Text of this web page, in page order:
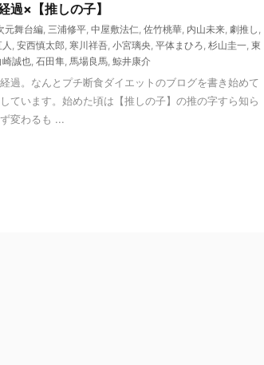
×【推しの子】
元舞台編, 三浦修平, 中屋敷法仁, 佐竹桃華, 内山未来, 劇推し ,
, 安西慎太郎, 寒川祥吾, 小宮璃央, 平体まひろ, 杉山圭一, 東
崎誠也, 石田隼, 馬場良馬, 鯨井康介
過。なんとプチ断食ダイエットのブログを書き始めて
ています。始めた頃は【推しの子】の推の字すら知ら
変わるも ...